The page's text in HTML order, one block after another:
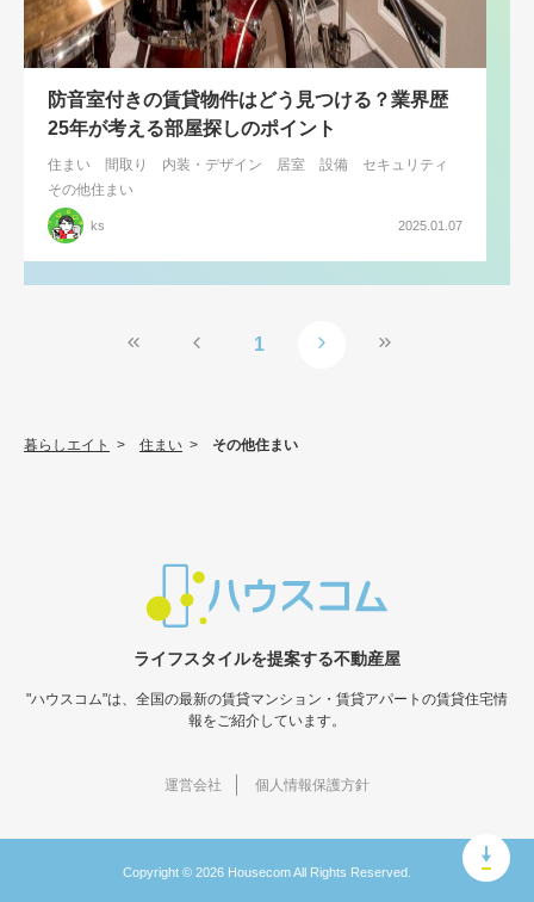
防音室付きの賃貸物件はどう見つける？業界歴
25年が考える部屋探しのポイント
住まい 間取り 内装・デザイン 居室 設備
セキュリティ
その他住まい
ks 2025.01.07
1
暮らしエイト > 住まい > その他住まい
ライフスタイルを提案する不動産屋
"ハウスコム"は、全国の最新の賃貸マンション・賃貸アパートの賃貸住宅情
報をご紹介しています。
運営会社 個人情報保護方針
Copyright © 2026 Housecom All Rights Reserved.